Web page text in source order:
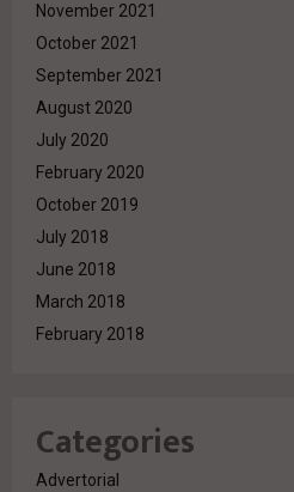
November 2021
October 2021
September 2021
August 2020
July 2020
February 2020
October 2019
July 2018
June 2018
March 2018
February 2018
Categories
Advertorial